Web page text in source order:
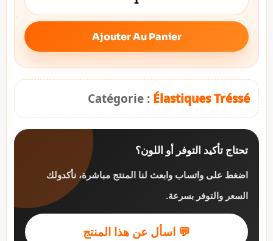
Ajouter Au Panier
Catégorie : Élastiques Tréssé
تحتاج تأكيد التوفر أو اللون؟
اضغط على واتساب وابعث لنا المنتج مباشرة، نأكدولك
السعر والتوفر بسرعة.
💬 اسأل عن هذا المنتج